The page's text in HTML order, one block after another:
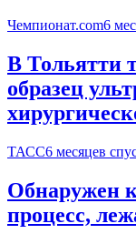
Чемпионат.com6
В Тольятти
образец
ТАСС6 месяцев
Обнаружен
процесс,